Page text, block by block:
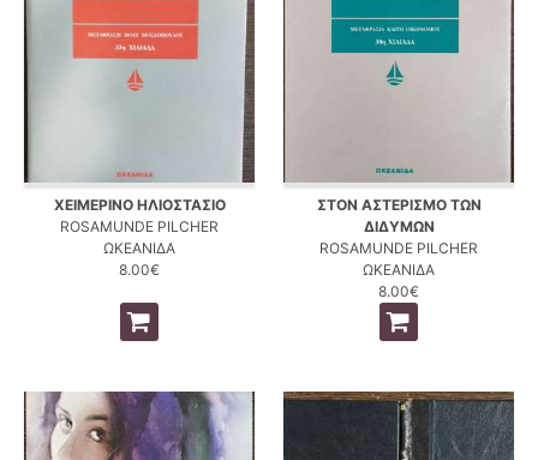
ΧΕΙΜΕΡΙΝΟ ΗΛΙΟΣΤΑΣΙΟ
ROSAMUNDE PILCHER
ΩΚΕΑΝΙΔΑ
8.00€
ΣΤΟΝ ΑΣΤΕΡΙΣΜΟ ΤΩΝ
ΔΙΔΥΜΩΝ
ROSAMUNDE PILCHER
ΩΚΕΑΝΙΔΑ
8.00€